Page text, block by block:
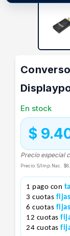
En stock
$
Precio especial
Precio S/Imp.Nac.
1 pago con
3 cuotas fijas
6 cuotas fijas
12 cuotas
24 cuotas